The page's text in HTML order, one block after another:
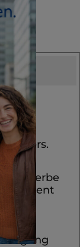
Gewerbe